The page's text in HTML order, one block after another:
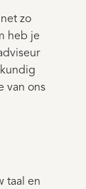
zo
heb je
van ons
taal en